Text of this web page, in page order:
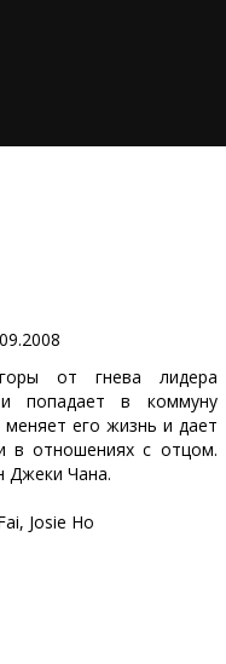
от гнева лидера
попадает в коммуну
его жизнь и дает
в отношениях с отцом.
Джеки Чана.
Josie Ho